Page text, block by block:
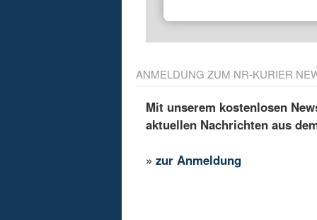
ANMELDUNG ZUM NR-KURIER
Mit unserem kostenlosen
aktuellen Nachrichten aus
»zur Anmeldung